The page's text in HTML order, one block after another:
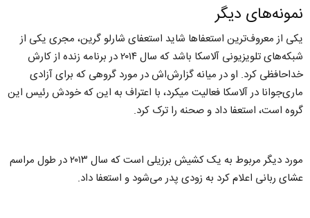
نمونه‌های دیگر
یکی از معروف‌ترین استعفاها شاید استعفای شارلو گرین، مجری یکی از
شبکه‌های تلویزیونی آلاسکا باشد که سال ۲۰۱۴ در برنامه زنده از کارش
خداحافظی کرد. او در میانه گزارش‌اش در مورد گروهی که برای آزادی
ماری‌جوانا در آلاسکا فعالیت می‎کرد، با اعتراف به این که خودش رئیس این
گروه است، استعفا داد و صحنه را ترک کرد.
مورد دیگر مربوط به یک کشیش برزیلی است که سال ۲۰۱۳ در طول مراسم
عشای ربانی اعلام کرد به زودی پدر می‌شود و استعفا داد.